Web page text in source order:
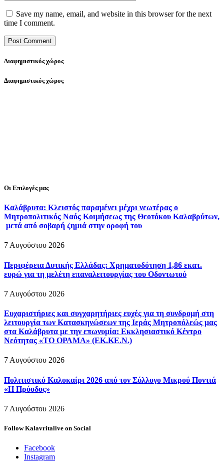
Save my name, email, and website in this browser for the next
time I comment.
Διαφημιστικός χώρος
Διαφημιστικός χώρος
Οι Επιλογές μας
Καλάβρυτα: Κλειστός παραμένει μέχρι νεωτέρας ο
Μητροπολιτικός Ναός Κοιμήσεως της Θεοτόκου Καλαβρύτων,
μετά από σοβαρή ζημιά στην οροφή του
7 Αυγούστου 2026
Περιφέρεια Δυτικής Ελλάδας: Χρηματοδότηση 1,86 εκατ.
ευρώ για τη μελέτη επαναλειτουργίας του Οδοντωτού
7 Αυγούστου 2026
Ευχαριστήριες και συγχαρητήριες ευχές για τη συνδρομή στη
λειτουργία των Κατασκηνώσεων της Ιεράς Μητροπόλεώς μας
στα Καλάβρυτα με την επωνυμία: Εκκλησιαστικό Κέντρο
Νεότητας «ΤΟ ΟΡΑΜΑ» (ΕΚ.ΚΕ.Ν.)
7 Αυγούστου 2026
Πολιτιστικό Καλοκαίρι 2026 από τον Σύλλογο Μικρού Ποντιά
«Η Πρόοδος»
7 Αυγούστου 2026
Follow Kalavritalive on Social
Facebook
Instagram